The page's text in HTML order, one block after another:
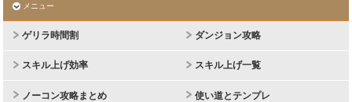
メニュー
ゲリラ時間割 ダンジョン攻略
スキル上げ効率 スキル上げ一覧
ノーコン攻略まとめ 使い道とテンプレ